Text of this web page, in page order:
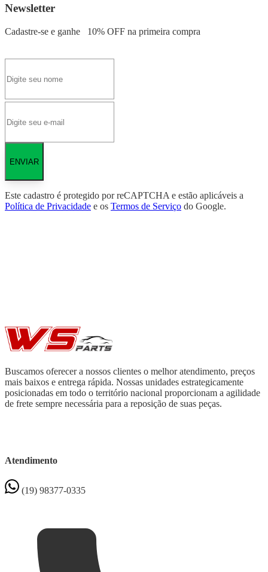
Newsletter
Cadastre-se e ganhe 10% OFF na primeira compra
ENVIAR
Este cadastro é protegido por reCAPTCHA e estão aplicáveis a
Política de Privacidade e os Termos de Serviço do Google.
Buscamos oferecer a nossos clientes o melhor atendimento, preços
mais baixos e entrega rápida. Nossas unidades estrategicamente
posicionadas em todo o território nacional proporcionam a agilidade
de frete sempre necessária para a reposição de suas peças.
Atendimento
(19) 98377-0335